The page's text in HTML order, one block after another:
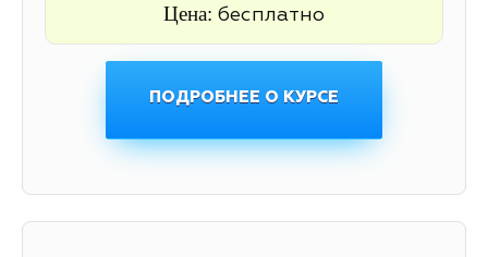
Цена: бесплатно
ПОДРОБНЕЕ О КУРСЕ